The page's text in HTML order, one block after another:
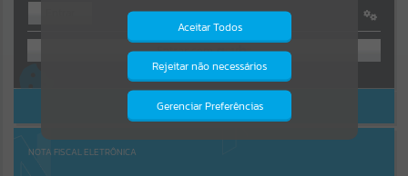
Por favor, aguarde...
OU
Cadastre-se|Recuperar Senha
ACESSAR SEM LOGIN
NOTA FISCAL ELETRÔNICA
Aceitar Todos
Rejeitar não necessários
Gerenciar Preferências
Isto significa que diversos recursos
providenciados poderão não estar